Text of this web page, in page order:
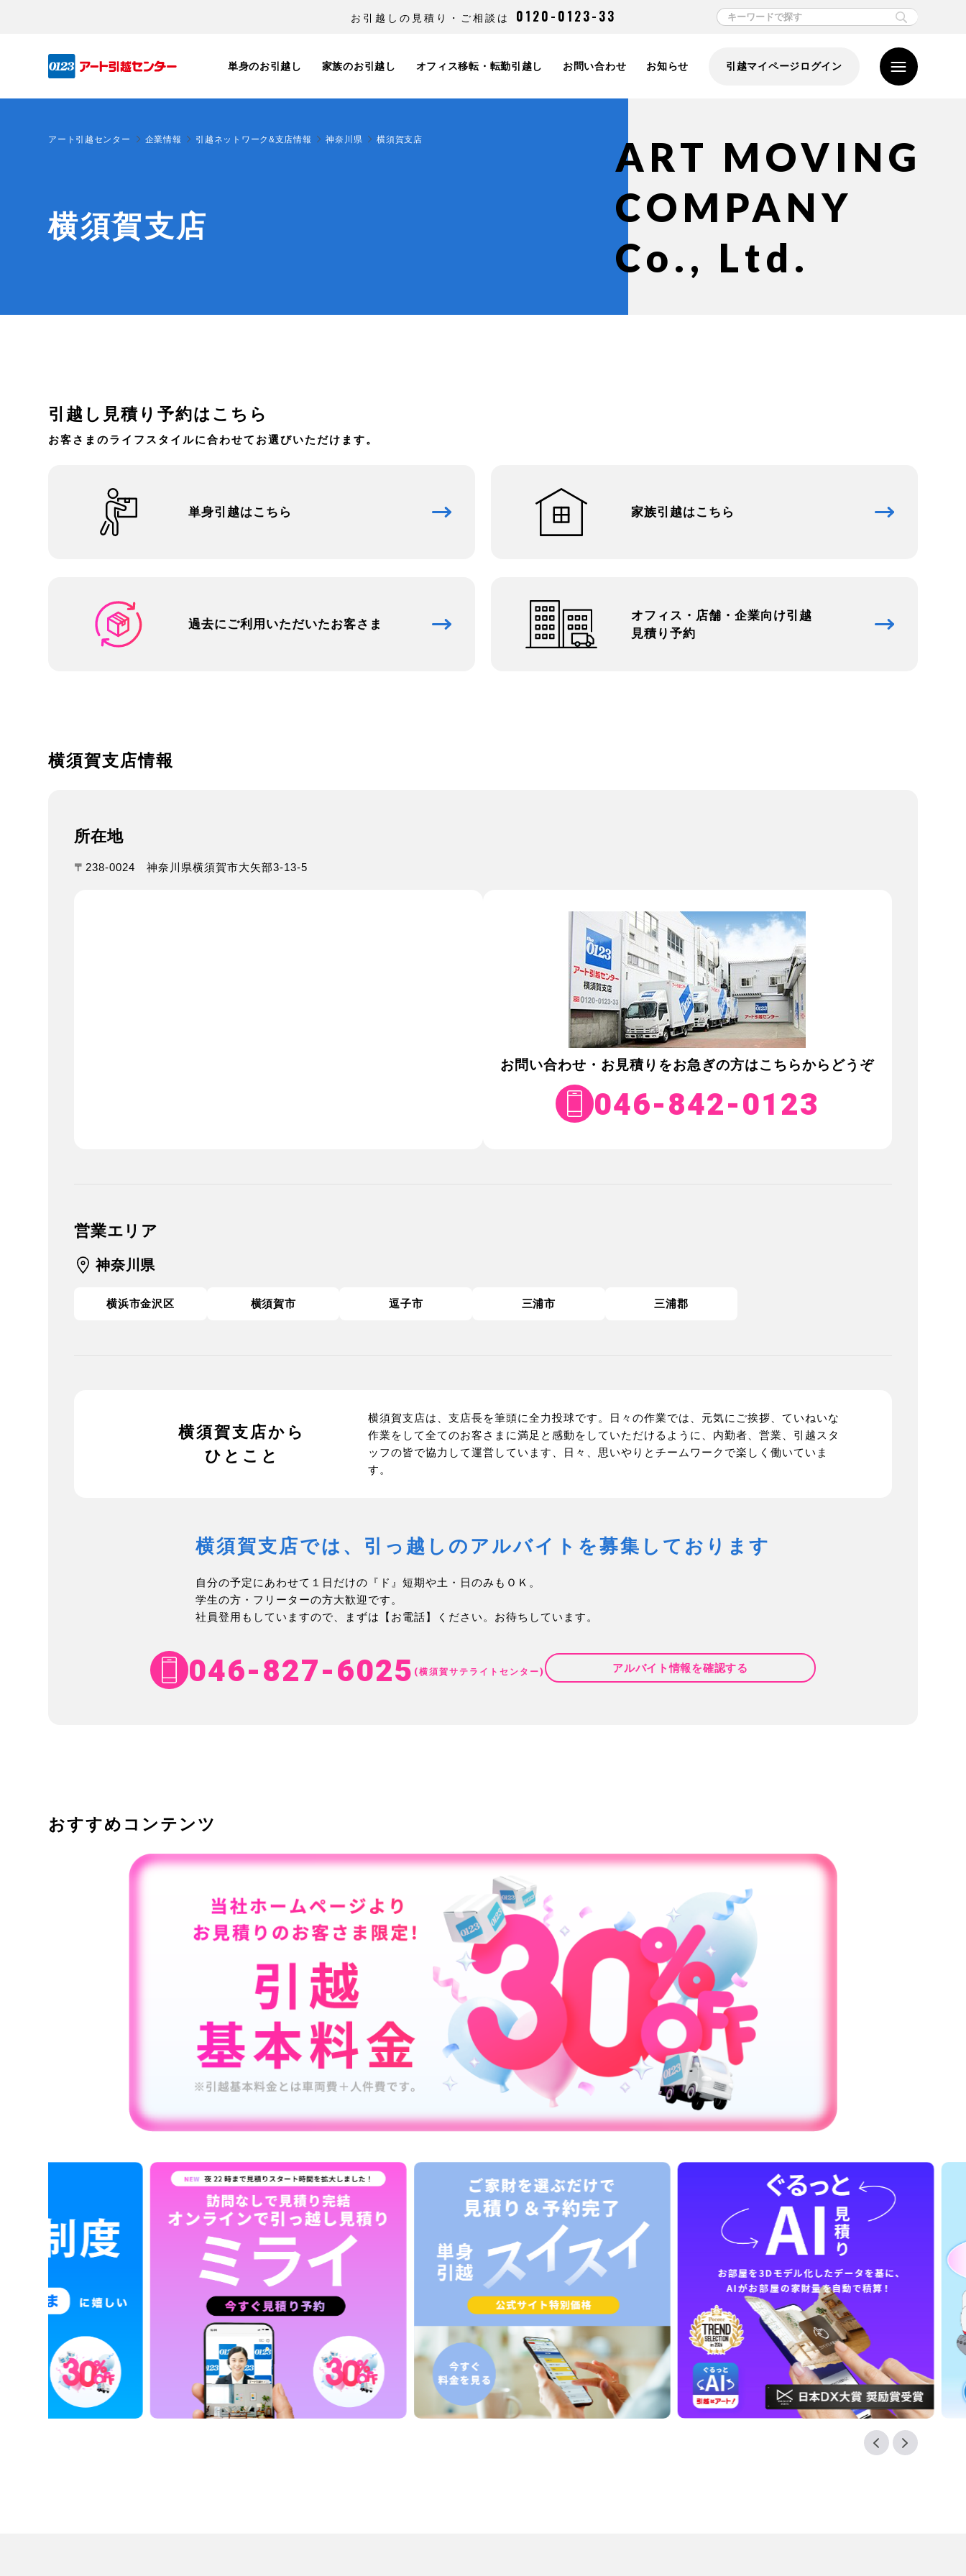
お引越しの見積り・ご相談は 0120-0123-33
単身のお引越し 家族のお引越し オフィス移転・転勤引越し お問い合わせ お知らせ 引越マイページログイン
アート引越センター 企業情報 引越ネットワーク&支店情報 神奈川県 横須賀支店
横須賀支店
ART MOVING
COMPANY
Co., Ltd.
引越し見積り予約はこちら
お客さまのライフスタイルに合わせてお選びいただけます。
単身引越はこちら 家族引越はこちら
過去にご利用いただいたお客さま
オフィス・店舗・企業向け引越
見積り予約
横須賀支店情報
所在地
〒238-0024神奈川県横須賀市大矢部3-13-5
お問い合わせ・お見積りをお急ぎの方はこちらからどうぞ
046-842-0123
営業エリア
神奈川県
横浜市金沢区 横須賀市 逗子市 三浦市 三浦郡
横須賀支店から
ひとこと
横須賀支店は、支店長を筆頭に全力投球です。日々の作業では、元気にご挨拶、ていねいな
作業をして全てのお客さまに満足と感動をしていただけるように、内勤者、営業、引越スタ
ッフの皆で協力して運営しています、日々、思いやりとチームワークで楽しく働いていま
す。
横須賀支店では、引っ越しの アルバイトを募集しております
自分の予定にあわせて１日だけの『ド』短期や土・日のみもＯＫ。
学生の方・フリーターの方大歓迎です。
社員登用もしていますので、まずは【お電話】ください。お待ちしています。
046-827-6025 (横須賀サテライトセンター) アルバイト情報を確認する
おすすめコンテンツ